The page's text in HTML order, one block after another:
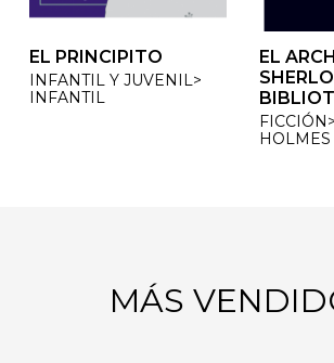
EL PRINCIPITO
INFANTIL Y JUVENIL>
INFANTIL
EL
HOLMES
EL
HOLMES
MÁS